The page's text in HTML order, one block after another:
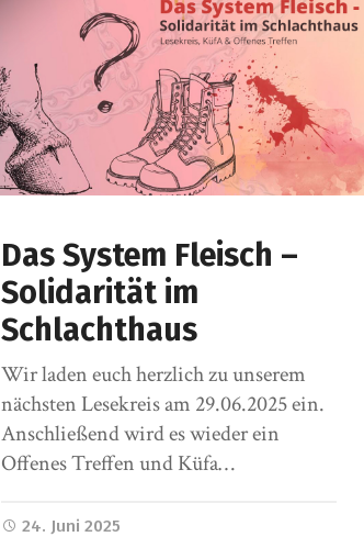
Das System Fleisch –
Solidarität im
Schlachthaus
Wir laden euch herzlich zu unserem
nächsten Lesekreis am 29.06.2025 ein.
Anschließend wird es wieder ein
Offenes Treffen und Küfa…
24. Juni 2025